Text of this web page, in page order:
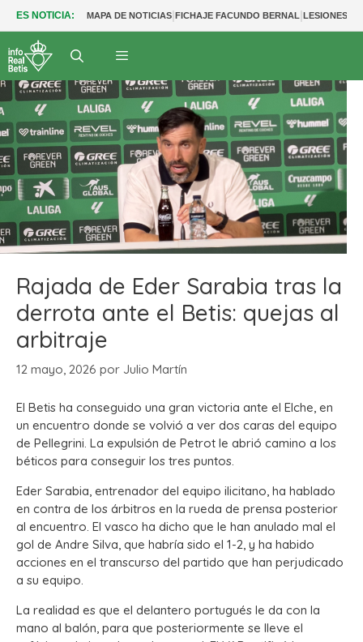
ES NOTICIA: MAPA DE NOTICIAS|FICHAJE FACUNDO BERNAL|LESIONES
Rajada de Eder Sarabia tras la
derrota ante el Betis: quejas al
arbitraje
12 mayo, 2026 por Julio Martín
El Betis ha conseguido una gran victoria ante el Elche, en
un encuentro donde se volvió a ver dos caras del equipo
de Pellegrini. La expulsión de Petrot le abrió camino a los
béticos para conseguir los tres puntos.
Eder Sarabia, entrenador del equipo ilicitano, ha hablado
en contra de los árbitros en la rueda de prensa posterior
al encuentro. El vasco ha dicho que le han anulado mal el
gol de Andre Silva, que habría sido el 1-2, y ha habido
acciones en el transcurso del partido que han perjudicado
a su equipo.
La realidad es que el delantero portugués le da con la
mano al balón, para que posteriormente se lleve el